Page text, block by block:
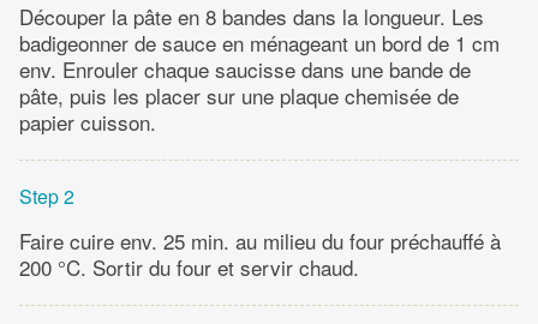
Découper la pâte en 8 bandes dans la longueur. Les
badigeonner de sauce en ménageant un bord de 1 cm
env. Enrouler chaque saucisse dans une bande de
pâte, puis les placer sur une plaque chemisée de
papier cuisson.
Step 2
Faire cuire env. 25 min. au milieu du four préchauffé à
200 °C. Sortir du four et servir chaud.